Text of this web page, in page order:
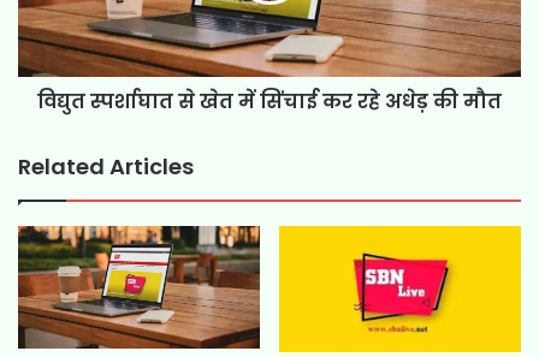
विद्युत स्पर्शाघात से खेत में सिंचाई कर रहे अधेड़ की मौत
Related Articles